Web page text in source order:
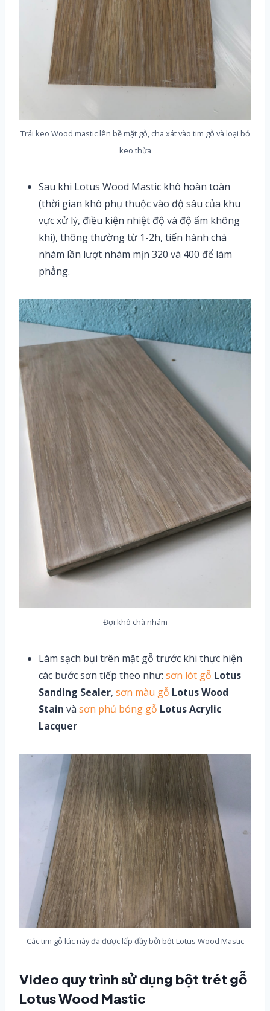
Trải keo Wood mastic lên bề mặt gỗ, cha xát vào tim gỗ và loại bỏ
keo thừa
Sau khi Lotus Wood Mastic khô hoàn toàn
(thời gian khô phụ thuộc vào độ sâu của khu
vực xử lý, điều kiện nhiệt độ và độ ẩm không
khí), thông thường từ 1-2h, tiến hành chà
nhám lần lượt nhám mịn 320 và 400 để làm
phẳng.
Đợi khô chà nhám
Làm sạch bụi trên mặt gỗ trước khi thực hiện
các bước sơn tiếp theo như: sơn lót gỗ Lotus
Sanding Sealer, sơn màu gỗ Lotus Wood
Stain và sơn phủ bóng gỗ Lotus Acrylic
Lacquer
Các tim gỗ lúc này đã được lấp đầy bởi bột Lotus Wood Mastic
Video quy trình sử dụng bột trét gỗ
Lotus Wood Mastic